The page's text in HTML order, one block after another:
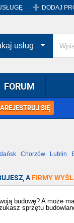
DODAJ
SIĘ
FORUM
usług
Chorzów Lublin
AFIRMY
budowę? A może
sprzętu